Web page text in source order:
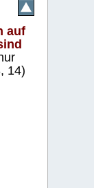
auf
14)